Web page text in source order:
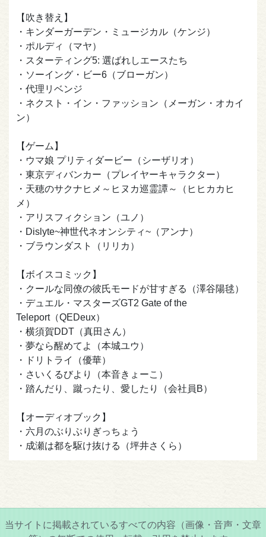
【吹き替え】
・キンダーガーデン・ミュージカル（ケンジ）
・ポルディ（マヤ）
・スターティング5: 選ばれしエースたち
・ソーイング・ビー6（ブローガン）
・代理リベンジ
・ネクスト・イン・ファッション（メーガン・オカイ
ン）
【ゲーム】
・ウマ娘 プリティダービー（シーザリオ）
・東京ディバンカー（プレイヤーキャラクター）
・天穂のサクナヒメ～ヒヌカ巡霊譚～（ヒヒカカヒ
メ）
・アリスフィクション（ユノ）
・Dislyte~神世代ネオンシティ~（アンナ）
・ブラウンダスト（リリカ）
【ボイスコミック】
・クールな同僚の彼氏モードが甘すぎる（澤谷陽毬）
・デュエル・マスターズGT2 Gate of the
Teleport（QEDeux）
・横須賀DDT（真田さん）
・夢なら醒めてよ（本城ユウ）
・ドリトライ（優華）
・さいくるびより（本音きょーこ）
・踏んだり、蹴ったり、愛したり（会社員B）
【オーディオブック】
・六月のぶりぶりぎっちょう
・成瀬は都を駆け抜ける（坪井さくら）
当サイトに掲載されているすべての内容（画像・音声・文章